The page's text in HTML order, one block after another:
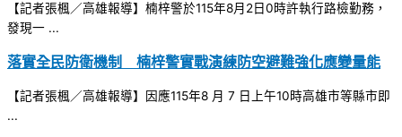
【記者張楓／高雄報導】楠梓警於115年8月2日0時許執行路檢勤務，
發現一 ...
落實全民防衛機制 楠梓警實戰演練防空避難強化應變量能
【記者張楓／高雄報導】因應115年8 月 7 日上午10時高雄市等縣市即
...